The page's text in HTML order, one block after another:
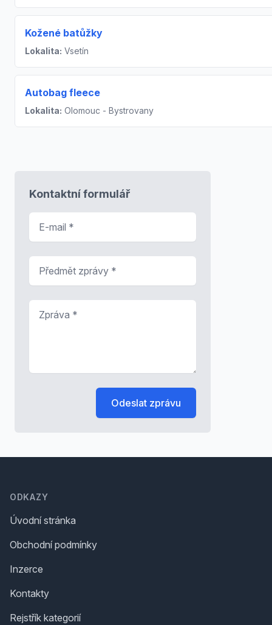
Kožené batůžky
Lokalita: Vsetín
Autobag fleece
Lokalita: Olomouc - Bystrovany
Kontaktní formulář
Odeslat zprávu
ODKAZY
Úvodní stránka
Obchodní podmínky
Inzerce
Kontakty
Rejstřík kategorií